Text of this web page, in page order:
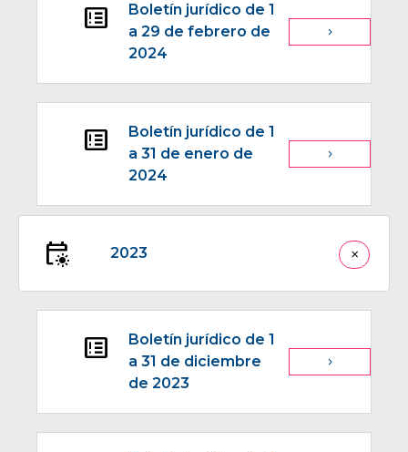
breaking_news
Boletín jurídico de 1
a 29 de febrero de
2024
navigate_next
breaking_news
Boletín jurídico de 1
a 31 de enero de
2024
navigate_next
early_on 2023 close
breaking_news
Boletín jurídico de 1
a 31 de diciembre
de 2023
navigate_next